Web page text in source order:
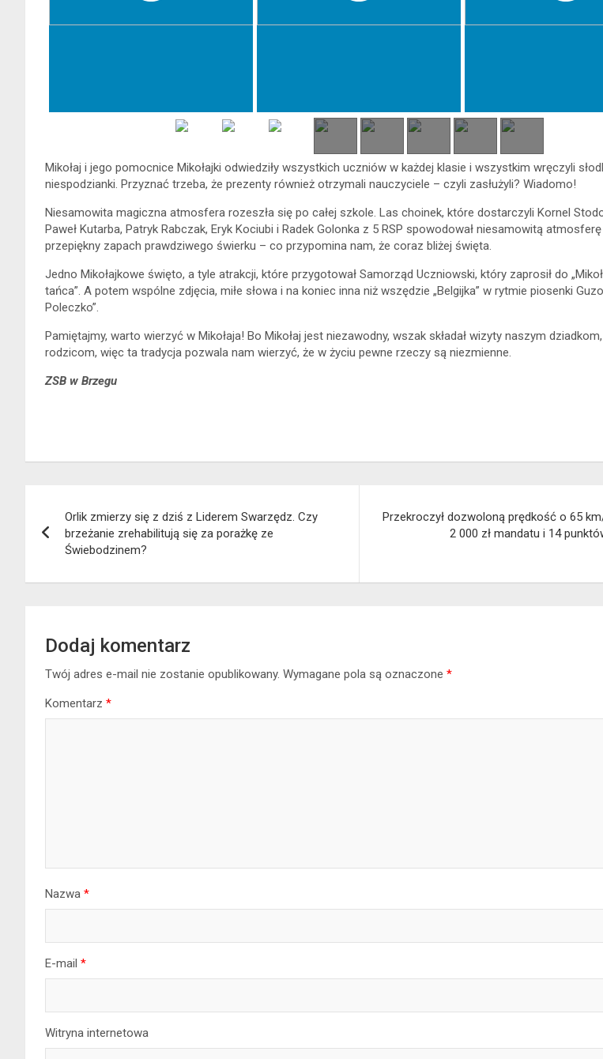
Mikołaj i jego pomocnice Mikołajki odwiedziły wszystkich uczniów w każdej klasie i wszystkim wręczyli
niespodzianki. Przyznać trzeba, że prezenty również otrzymali nauczyciele – czyli zasłużyli? Wiadomo!
Niesamowita magiczna atmosfera rozeszła się po całej szkole. Las choinek, które dostarczyli Kornel
Paweł Kutarba, Patryk Rabczak, Eryk Kociubi i Radek Golonka z 5 RSP spowodował niesamowitą
przepiękny zapach prawdziwego świerku – co przypomina nam, że coraz bliżej święta.
Jedno Mikołajkowe święto, a tyle atrakcji, które przygotował Samorząd Uczniowski, który zaprosił do
tańca”. A potem wspólne zdjęcia, miłe słowa i na koniec inna niż wszędzie „Belgijka” w rytmie piosenki
Poleczko”.
Pamiętajmy, warto wierzyć w Mikołaja! Bo Mikołaj jest niezawodny, wszak składał wizyty naszym
rodzicom, więc ta tradycja pozwala nam wierzyć, że w życiu pewne rzeczy są niezmienne.
ZSB w Brzegu
wpisu
Orlik zmierzy się z dziś z Liderem Swarzędz. Czy
brzeżanie zrehabilitują się za porażkę ze
Świebodzinem?
Przekroczył dozwoloną prędkość o 65
2 000 zł mandatu i 14
Dodaj komentarz
Twój adres e-mail nie zostanie opublikowany. Wymagane pola są oznaczone *
Komentarz *
Nazwa *
E-mail *
Witryna internetowa